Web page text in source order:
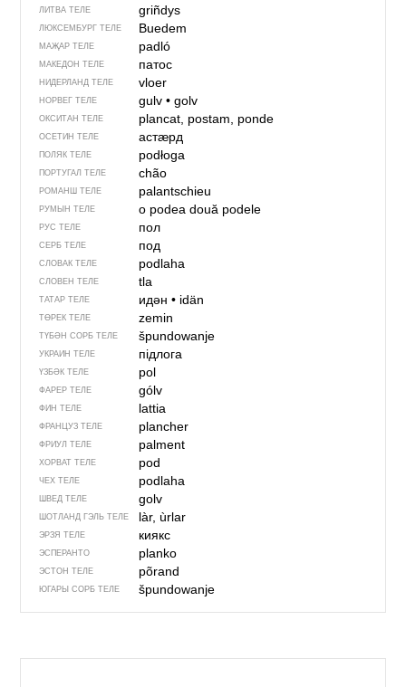
ЛИТВА ТЕЛЕ griñdys
ЛЮКСЕМБУРГ ТЕЛЕ Buedem
МАҖАР ТЕЛЕ padló
МАКЕДОН ТЕЛЕ патос
НИДЕРЛАНД ТЕЛЕ vloer
НОРВЕГ ТЕЛЕ gulv• golv
ОКСИТАН ТЕЛЕ plancat, postam, ponde
ОСЕТИН ТЕЛЕ астӕрд
ПОЛЯК ТЕЛЕ podłoga
ПОРТУГАЛ ТЕЛЕ chão
РОМАНШ ТЕЛЕ palantschieu
РУМЫН ТЕЛЕ o podeadouă podele
РУС ТЕЛЕ пол
СЕРБ ТЕЛЕ под
СЛОВАК ТЕЛЕ podlaha
СЛОВЕН ТЕЛЕ tla
ТАТАР ТЕЛЕ идән• idän
ТӨРЕК ТЕЛЕ zemin
ТҮБӘН СОРБ ТЕЛЕ špundowanje
УКРАИН ТЕЛЕ підлога
ҮЗБӘК ТЕЛЕ pol
ФАРЕР ТЕЛЕ gólv
ФИН ТЕЛЕ lattia
ФРАНЦУЗ ТЕЛЕ plancher
ФРИУЛ ТЕЛЕ palment
ХОРВАТ ТЕЛЕ pod
ЧЕХ ТЕЛЕ podlaha
ШВЕД ТЕЛЕ golv
ШОТЛАНД ГЭЛЬ ТЕЛЕ làr, ùrlar
ЭРЗЯ ТЕЛЕ киякс
ЭСПЕРАНТО planko
ЭСТОН ТЕЛЕ põrand
ЮГАРЫ СОРБ ТЕЛЕ špundowanje